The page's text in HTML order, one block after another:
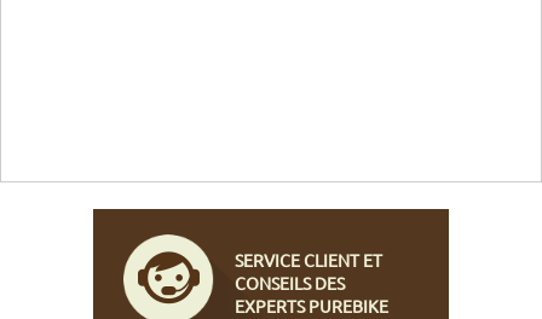
SERVICE CLIENT ET
CONSEILS DES
EXPERTS PUREBIKE